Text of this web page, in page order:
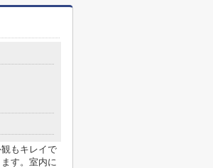
もキレイで
す。室内に